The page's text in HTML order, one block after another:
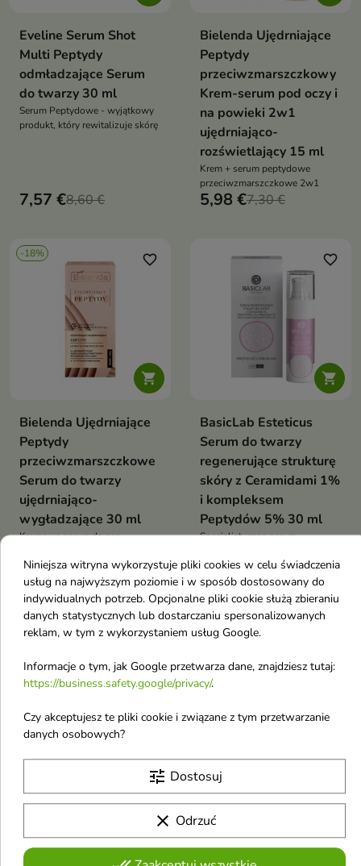
Eveline Serum Shot
Multi Peptydy
odmładzające Serum
do twarzy 30 ml
Serum Peptydowe - wyjątkowy
produkt, który rewitalizuje skórę
7,57 €8,60 €
Bielenda Ujędrniające
Peptydy
przeciwzmarszczkowy
Krem-serum pod oczy i
na powieki 2w1
ujędrniająco-
rozświetlający 15 ml
Krem + serum peptydowe
przeciwzmarszczkowe 2w1
5,98 €7,30 €
-18%

favorite_border
Bielenda Ujędrniające
Peptydy
przeciwzmarszczkowe
Serum do twarzy
ujędrniająco-
wygładzające 30 ml
Kremowe serum do cery
8,69 €10,60 €

favorite_border
BasicLab Esteticus
Serum do twarzy
regenerujące strukturę
skóry z Ceramidami 1%
i kompleksem
Peptydów 5% 30 ml
Specjalistyczne serum
postaci bogatej mlecznej emulsji
52,80 €
favorite_border
BasicLab Esteticus
Serum z Trehalozą 15%
Dogłębnie nawilżona i
odżywiona skóra
Apis Lifting Peptide
liftingująco-napinające
Serum pod oczy z
SNAP-8™ peptide 10
Niniejsza witryna wykorzystuje pliki cookies w celu świadczenia
usług na najwyższym poziomie i w sposób dostosowany do
indywidualnych potrzeb. Opcjonalne pliki cookie służą zbieraniu
danych statystycznych lub dostarczaniu spersonalizowanych
reklam, w tym z wykorzystaniem usług Google.
Informacje o tym, jak Google przetwarza dane, znajdziesz tutaj:
https://business.safety.google/privacy/.
Czy akceptujesz te pliki cookie i związane z tym przetwarzanie
danych osobowych?
tune Dostosuj
clear Odrzuć